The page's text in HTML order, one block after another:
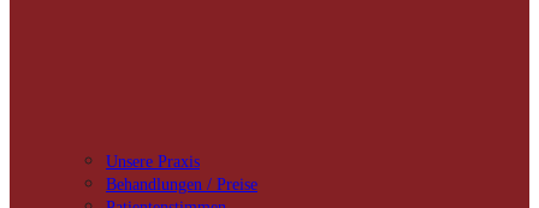
Unsere Praxis
Behandlungen / Preise